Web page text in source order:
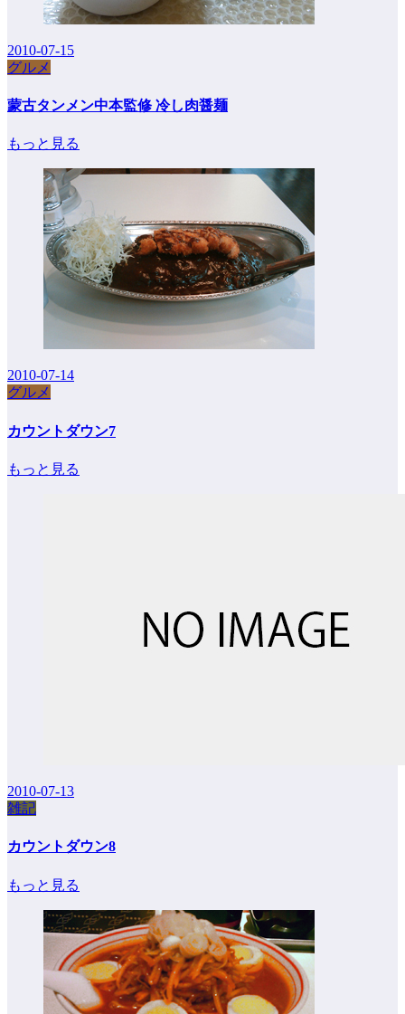
2010-07-15
グルメ
蒙古タンメン中本監修 冷し肉醤麺
もっと見る
2010-07-14
グルメ
カウントダウン7
もっと見る
2010-07-13
雑記
カウントダウン8
もっと見る